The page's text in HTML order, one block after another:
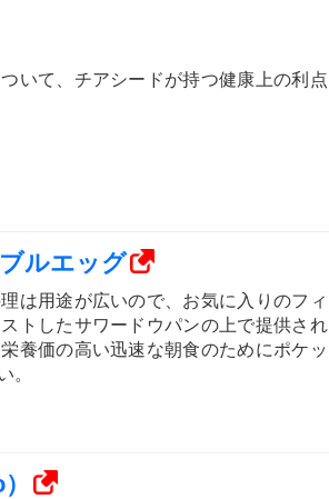
いて、チアシードが持つ健康上の利点
ルエッグ
は用途が広いので、お気に入りのフィ
トしたサワードウパンの上で提供され
養価の高い迅速な朝食のためにポケッ
。